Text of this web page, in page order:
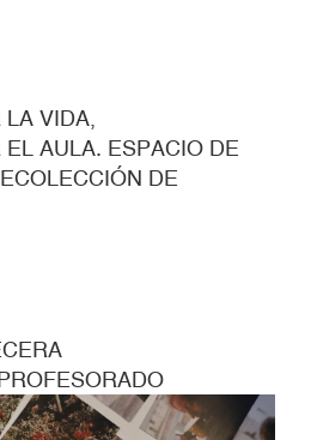
LA VIDA,
AULA. ESPACIO DE
DE